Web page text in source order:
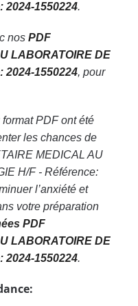
2024-1550224.
nos PDF
LABORATOIRE DE
2024-1550224, pour
PDF ont été
les chances de
MEDICAL AU
H/F - Référence:
l’anxiété et
votre préparation
PDF
LABORATOIRE DE
2024-1550224.